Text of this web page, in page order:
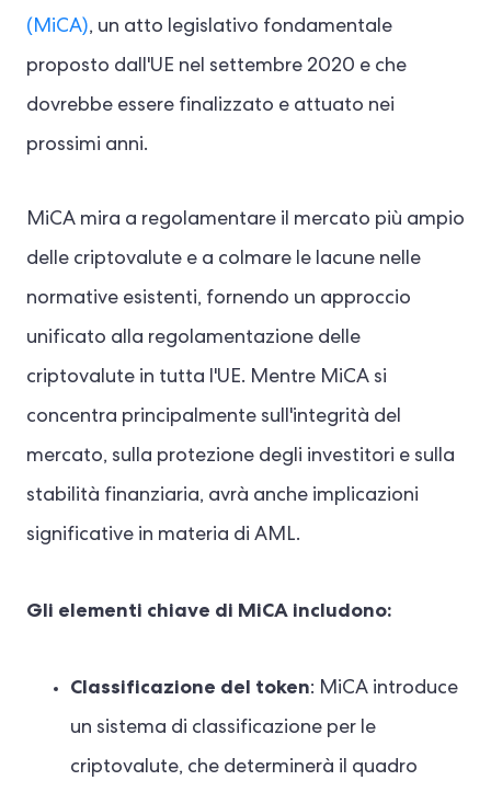
(MiCA), un atto legislativo fondamentale
proposto dall'UE nel settembre 2020 e che
dovrebbe essere finalizzato e attuato nei
prossimi anni.
MiCA mira a regolamentare il mercato più ampio
delle criptovalute e a colmare le lacune nelle
normative esistenti, fornendo un approccio
unificato alla regolamentazione delle
criptovalute in tutta l'UE. Mentre MiCA si
concentra principalmente sull'integrità del
mercato, sulla protezione degli investitori e sulla
stabilità finanziaria, avrà anche implicazioni
significative in materia di AML.
Gli elementi chiave di MiCA includono:
Classificazione del token: MiCA introduce
un sistema di classificazione per le
criptovalute, che determinerà il quadro